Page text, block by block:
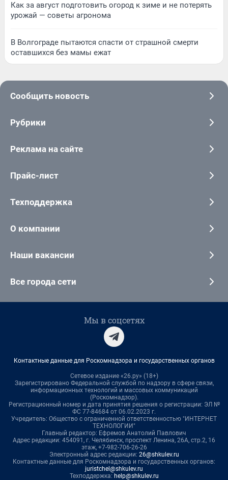
Как за август подготовить огород к зиме и не потерять
урожай — советы агронома
В Волгограде пытаются спасти от страшной смерти
оставшихся без мамы ежат
Сообщить новость
Рубрики
Реклама на сайте
Прайс-лист
Техподдержка
О компании
Наши вакансии
Все города сети
Мы в соцсетях
Контактные данные для Роскомнадзора и государственных органов
Сетевое издание «26.ру» (18+)
Зарегистрировано Федеральной службой по надзору в сфере связи,
информационных технологий и массовых коммуникаций
(Роскомнадзор).
Регистрационный номер и дата принятия решения о регистрации: ЭЛ №
ФС 77-84684 от 06.02.2023 г.
Учредитель: Общество с ограниченной ответственностью "ИНТЕРНЕТ
ТЕХНОЛОГИИ"
Главный редактор: Ефремов Анатолий Павлович
Адрес редакции: 454091, г. Челябинск, проспект Ленина, 26А, стр.2, 16
этаж, +7-982-706-26-26
Электронный адрес редакции: 26@shkulev.ru
Контактные данные для Роскомнадзора и государственных органов:
juristchel@shkulev.ru
Техподдержка: help@shkulev.ru